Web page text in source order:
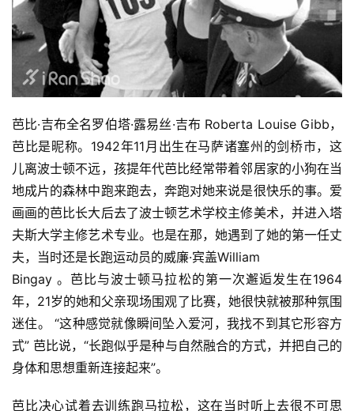
芭比·吉布全名罗伯塔·露易丝·吉布 Roberta Louise Gibb，
芭比是昵称。1942年11月出生在马萨诸塞州的剑桥市，这
儿离波士顿不远，孩提年代芭比经常带着邻居家的小狗在当
地成片的森林中跑来跑去，奔跑对她来说是很快乐的事。爱
画画的芭比长大后去了波士顿艺术学校主修美术，并进入塔
夫斯大学主修艺术专业。也是在那，她遇到了她的第一任丈
夫，当时还是长跑运动员的威廉·宾盖William
Bingay 。芭比与波士顿马拉松的第一次邂逅发生在1964
年，21岁的她和父亲现场围观了比赛，她很快就被那种氛围
迷住。 “这种感觉就像瞬间坠入爱河，我找不到其它形容方
式” 芭比说，“长跑似乎是种与自然融合的方式，并把自己的
身体和思想重新连接起来”。
芭比决心试着去训练跑马拉松，这在当时听上去很不可思